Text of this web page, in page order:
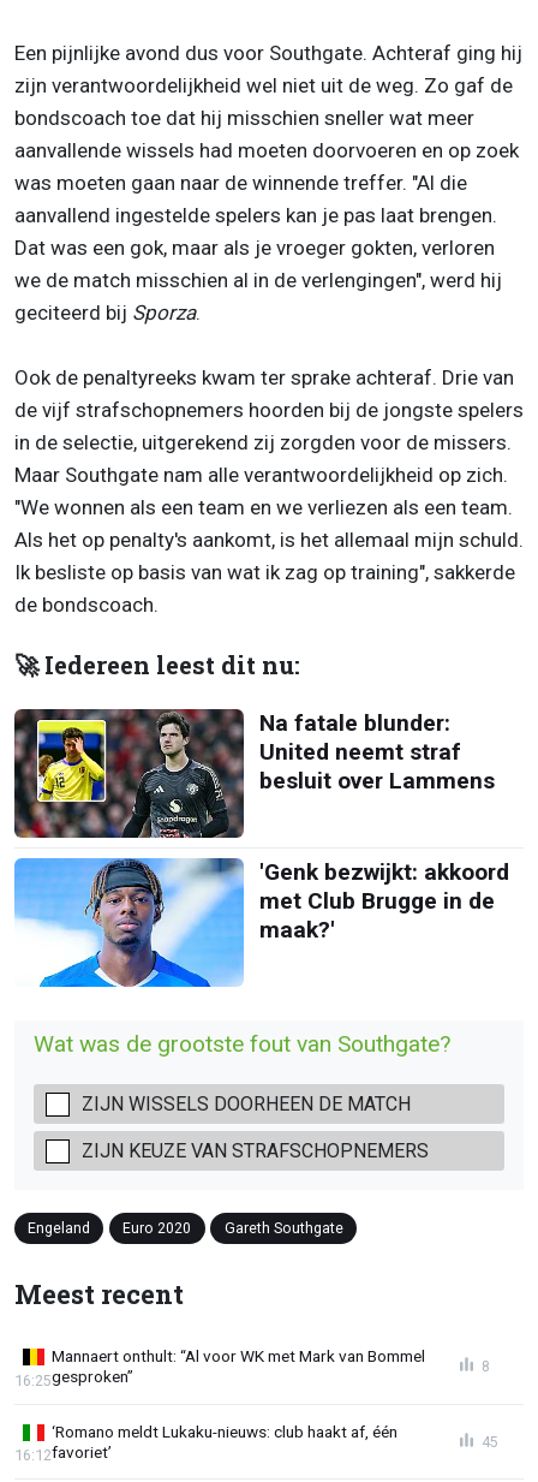
Een pijnlijke avond dus voor Southgate. Achteraf ging hij
zijn verantwoordelijkheid wel niet uit de weg. Zo gaf de
bondscoach toe dat hij misschien sneller wat meer
aanvallende wissels had moeten doorvoeren en op zoek
was moeten gaan naar de winnende treffer. "Al die
aanvallend ingestelde spelers kan je pas laat brengen.
Dat was een gok, maar als je vroeger gokten, verloren
we de match misschien al in de verlengingen", werd hij
geciteerd bij Sporza.
Ook de penaltyreeks kwam ter sprake achteraf. Drie van
de vijf strafschopnemers hoorden bij de jongste spelers
in de selectie, uitgerekend zij zorgden voor de missers.
Maar Southgate nam alle verantwoordelijkheid op zich.
"We wonnen als een team en we verliezen als een team.
Als het op penalty's aankomt, is het allemaal mijn schuld.
Ik besliste op basis van wat ik zag op training", sakkerde
de bondscoach.
🚀 Iedereen leest dit nu:
Na fatale blunder:
United neemt straf
besluit over Lammens
'Genk bezwijkt: akkoord
met Club Brugge in de
maak?'
Wat was de grootste fout van Southgate?
ZIJN WISSELS DOORHEEN DE MATCH
ZIJN KEUZE VAN STRAFSCHOPNEMERS
Engeland Euro 2020 Gareth Southgate
Meest recent
Mannaert onthult: “Al voor WK met Mark van Bommel
gesproken”
16:25
8
‘Romano meldt Lukaku-nieuws: club haakt af, één
favoriet’
16:12
45